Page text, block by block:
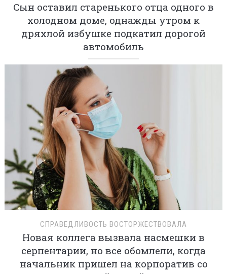
Сын оставил старенького отца одного в
холодном доме, однажды утром к
дряхлой избушке подкатил дорогой
автомобиль
СПРАВЕДЛИВОСТЬ ВОСТОРЖЕСТВОВАЛА
Новая коллега вызвала насмешки в
серпентарии, но все обомлели, когда
начальник пришел на корпоратив со